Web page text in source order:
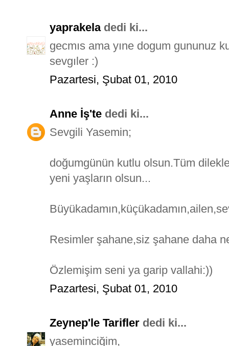
yaprakeladedi ki...
gecmıs ama yıne dogum gununuz
sevgıler :)
Pazartesi, Şubat 01, 2010
Anne İş'te dedi ki...
Sevgili Yasemin;
doğumgünün kutlu olsun.Tüm
yeni yaşların olsun...
Resimler şahane,siz şahane daha
Özlemişim seni ya garip vallahi:))
Pazartesi, Şubat 01, 2010
Zeynep'le Tarifler dedi ki...
yaseminciğim,